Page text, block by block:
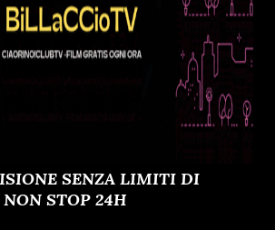
SENZA LIMITI DI
STOP 24H